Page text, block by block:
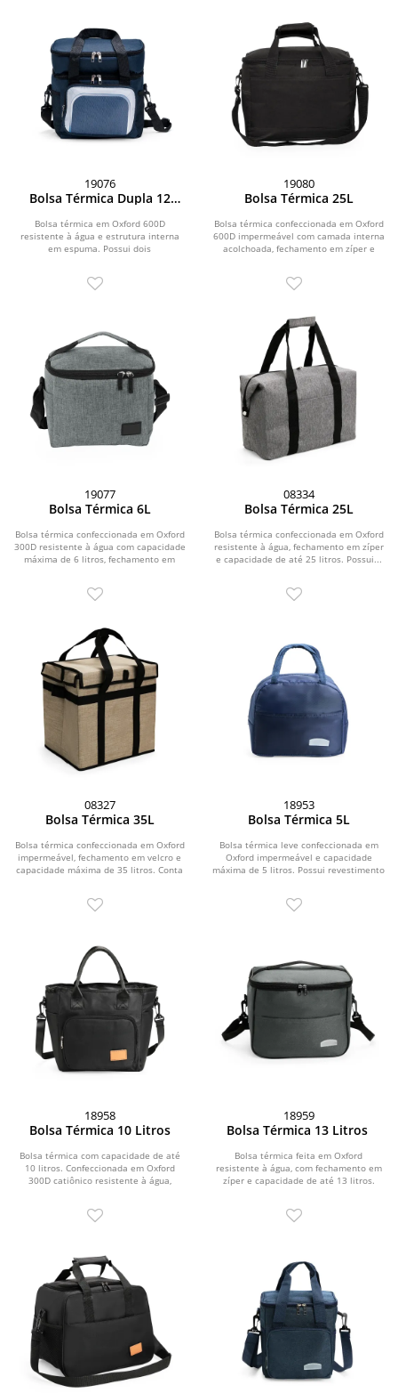
19076
Bolsa Térmica Dupla 12
Bolsa térmica em Oxford 600D
resistente à água e estrutura interna
em espuma. Possui dois
19080
Bolsa Térmica 25L
Bolsa térmica confeccionada em Oxford
600D impermeável com camada interna
acolchoada, fechamento em zíper e
19077
Bolsa Térmica 6L
Bolsa térmica confeccionada em Oxford
300D resistente à água com capacidade
máxima de 6 litros, fechamento em
08334
Bolsa Térmica 25L
Bolsa térmica confeccionada em Oxford
resistente à água, fechamento em zíper
e capacidade de até 25 litros. Possui...
08327
Bolsa Térmica 35L
Bolsa térmica confeccionada em Oxford
impermeável, fechamento em velcro e
capacidade máxima de 35 litros. Conta
18953
Bolsa Térmica 5L
Bolsa térmica leve confeccionada em
Oxford impermeável e capacidade
máxima de 5 litros. Possui revestimento
18958
Bolsa Térmica 10 Litros
Bolsa térmica com capacidade de até
10 litros. Confeccionada em Oxford
300D catiônico resistente à água,
18959
Bolsa Térmica 13 Litros
Bolsa térmica feita em Oxford
resistente à água, com fechamento em
zíper e capacidade de até 13 litros.